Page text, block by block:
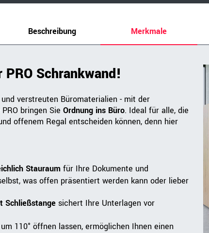
Beschreibung Merkmale
Schrankwand!
verstreuten Büromaterialien - mit der
bringen Sie Ordnung ins Büro. Ideal für alle, die
offenem Regal entscheiden können, denn hier
Stauraum für Ihre Dokumente und
was offen präsentiert werden kann oder lieber
Schließstange sichert Ihre Unterlagen vor
110° öffnen lassen, ermöglichen Ihnen einen